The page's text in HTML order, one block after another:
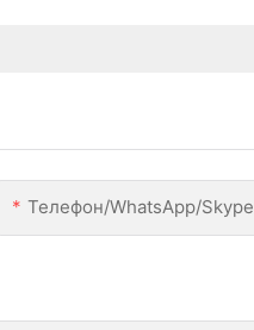
Телефон/WhatsApp/Skype